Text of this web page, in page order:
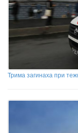
Трима загинаха при